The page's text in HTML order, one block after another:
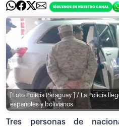
[Foto Policía Paraguay ] / La Policía
españoles y bolivianos
Tres personas de